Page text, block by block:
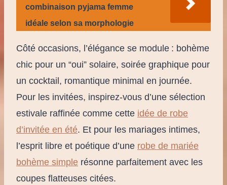
combinaison pyjama femme
idéale selon sa morphologie
Côté occasions, l’élégance se module : bohème
chic pour un “oui” solaire, soirée graphique pour
un cocktail, romantique minimal en journée.
Pour les invitées, inspirez-vous d’une sélection
estivale raffinée comme cette idée de robe
d’invitée en été. Et pour les mariages intimes,
l’esprit libre et poétique d’une robe de mariée
bohème simple résonne parfaitement avec les
coupes flatteuses citées.